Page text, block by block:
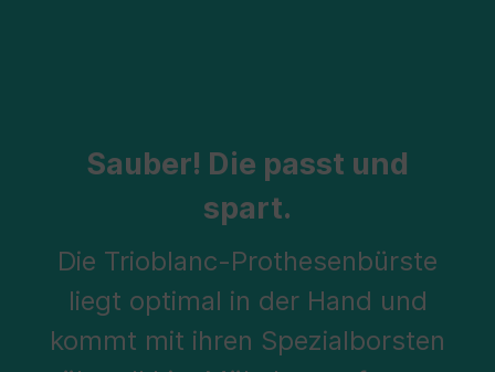
Sauber! Die passt und
spart.
Die Trioblanc-Prothesenbürste
liegt optimal in der Hand und
kommt mit ihren Spezialborsten